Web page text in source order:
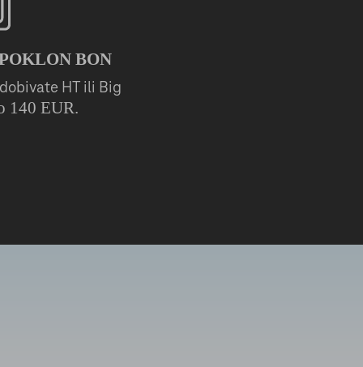
BON
HT ili Big
140 EUR.